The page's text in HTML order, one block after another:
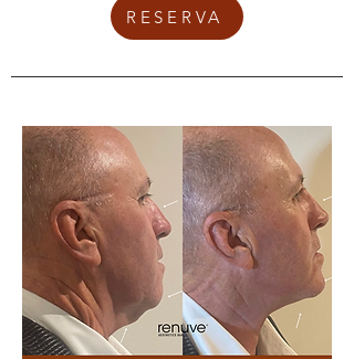
RESERVA